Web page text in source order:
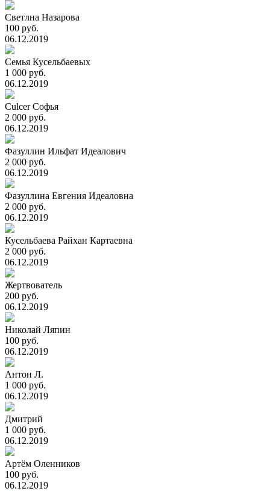
Светлна Назарова
100 руб.
06.12.2019
Семья Кусельбаевых
1 000 руб.
06.12.2019
Culcer Софья
2 000 руб.
06.12.2019
Фазуллин Ильфат Идеалович
2 000 руб.
06.12.2019
Фазуллина Евгения Идеаловна
2 000 руб.
06.12.2019
Кусельбаева Райхан Картаевна
2 000 руб.
06.12.2019
Жертвователь
200 руб.
06.12.2019
Николай Ляпин
100 руб.
06.12.2019
Антон Л.
1 000 руб.
06.12.2019
Дмитрий
1 000 руб.
06.12.2019
Артём Оленников
100 руб.
06.12.2019